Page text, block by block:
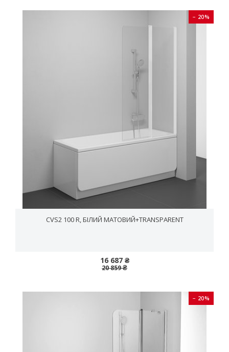
− 20%
CVS2 100 R, БІЛИЙ МАТОВИЙ+TRANSPARENT
16 687 ₴
20 859 ₴
− 20%